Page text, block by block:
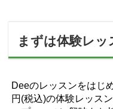
まずは体験レッ
Deeのレッスンをはじ
円(税込)の体験レッス